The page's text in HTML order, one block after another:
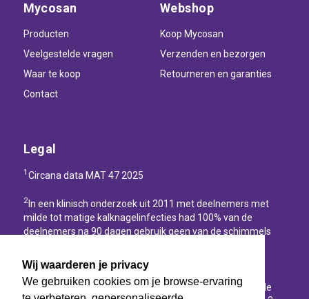
Wij waarderen je privacy
We gebruiken cookies om je browse-ervaring
Mycosan
Producten
Veelgestelde vragen
Waar te koop
Contact
Webshop
Koop Mycosan
Verzenden en bezorgen
Retourneren en garanties
Legal
1 Circana data MAT 47 2025
2In een klinisch onderzoek uit 2011 met deelnemers met
milde tot matige kalknagelinfecties had 100% van de
deelnemers na 90 dagen gebruik geen van de schimmels
Candida albicans) die kalknagels veroorzaken.
3In een consumentenonderzoek uit 2011 zag 92% van de